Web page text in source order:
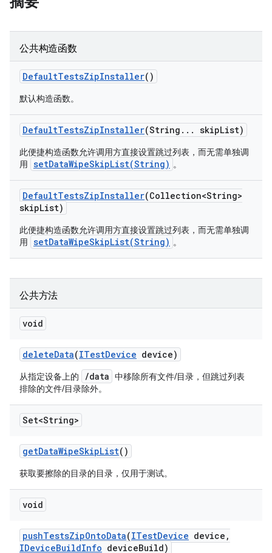
公共构造函数
DefaultTestsZipInstaller()
默认构造函数。
DefaultTestsZipInstaller(String . . . skipList)
此便捷构造函数允许调用方直接设置跳过列表，而无需单独调
用 setDataWipeSkipList(String) 。
DefaultTestsZipInstaller(Collection<String>
skipList)
此便捷构造函数允许调用方直接设置跳过列表，而无需单独调
用 setDataWipeSkipList(String) 。
公共方法
void
deleteData(ITestDevice device)
从指定设备上的 /data 中移除所有文件/目录，但跳过列表
排除的文件/目录除外。
Set<String>
getDataWipeSkipList()
获取要擦除的目录的目录，仅用于测试。
void
pushTestsZipOntoData(ITestDevice device ,
IDeviceBuildInfo deviceBuild)